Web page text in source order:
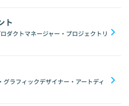
ト
ダクトマネージャー・プロジェクトリ
ラフィックデザイナー・アートディ